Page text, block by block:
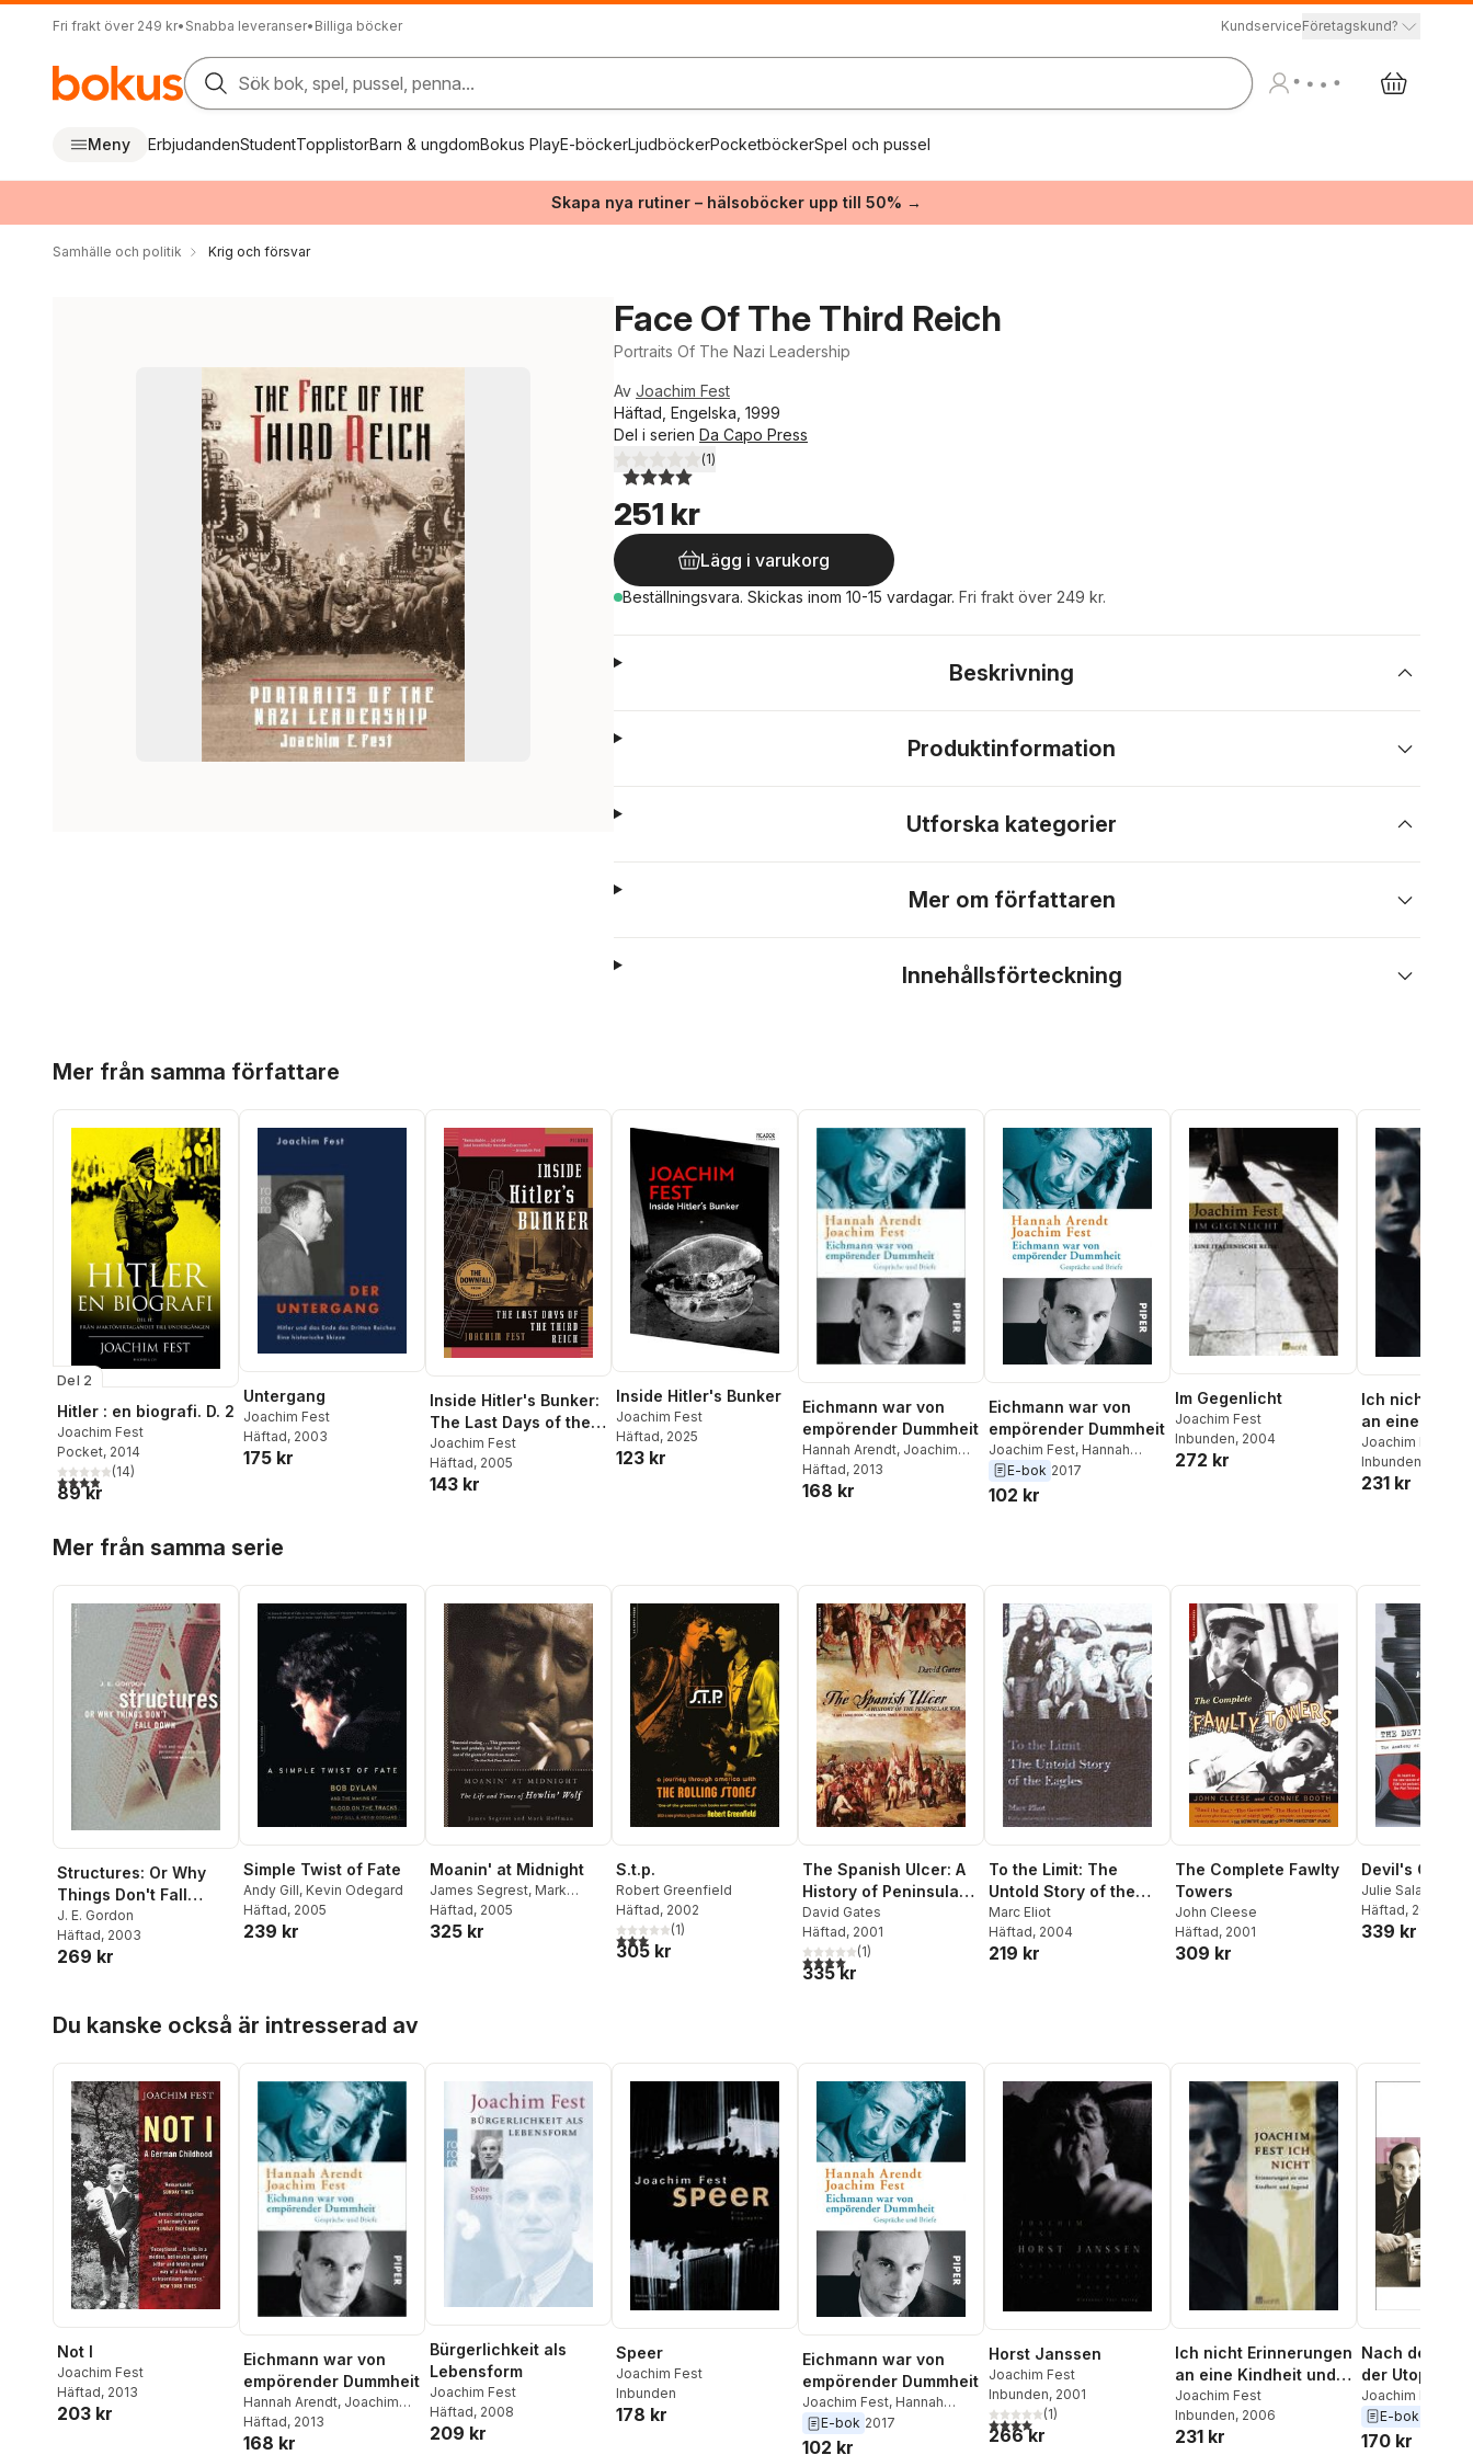
Fri frakt över 249 kr• Snabba leveranser• Billiga böcker KundserviceFöretagskund?
Sök bok, spel, pussel, penna...
Meny ErbjudandenStudentTopplistorBarn & ungdomBokus PlayE-böckerLjudböckerPocketböckerSpel och pussel
Skapa nya rutiner – hälsoböcker upp till 50% →
Samhälle och politik Krig och försvar
Face Of The Third Reich
Portraits Of The Nazi Leadership
Av Joachim Fest
Häftad, Engelska, 1999
Del i serien Da Capo Press
4,0utav 5 stjärnor. Totalt antal röster:
(1)
251 kr
Lägg i varukorg
Beställningsvara. Skickas inom 10-15 vardagar. Fri frakt över 249 kr.
Beskrivning
Produktinformation
Utforska kategorier
Mer om författaren
Innehållsförteckning
Mer från samma författare
Del 2
Hitler : en biografi. D. 2
Joachim Fest
Pocket, 2014
3,9utav 5 stjärnor. Totalt antal röster:
(14)
89 kr
Untergang
Joachim Fest
Häftad, 2003
175 kr
Inside Hitler's Bunker:
The Last Days of the
Third Reich
Joachim Fest
Häftad, 2005
143 kr
Inside Hitler's Bunker
Joachim Fest
Häftad, 2025
123 kr
Eichmann war von
empörender Dummheit
Hannah Arendt, Joachim
Fest,Ursula Ludz
Wild
Häftad, 2013
168 kr
Eichmann war von
empörender Dummheit
Joachim Fest, Hannah
Arendt,Ursula Ludz
Thomas Wild
E-bok 2017
102 kr
Im Gegenlicht
Joachim Fest
Inbunden, 2004
272 kr
Ich nicht Erinnerungen
an eine
Jugend
Joachim Fest
Inbunden
231 kr
Mer från samma serie
Structures: Or Why
Things Don't Fall
Down
J. E. Gordon
Häftad, 2003
269 kr
Simple Twist of Fate
Andy Gill, Kevin Odegard
Häftad, 2005
239 kr
Moanin' at Midnight
James Segrest, Mark
Hoffman
Häftad, 2005
325 kr
S.t.p.
Robert Greenfield
Häftad, 2002
3,0utav 5 stjärnor. Totalt antal röster:
(1)
305 kr
The Spanish Ulcer: A
History of Peninsular
War
David Gates
Häftad, 2001
4,0utav 5 stjärnor. Totalt antal röster:
(1)
335 kr
To the Limit: The
Untold Story of the
Eagles
Marc Eliot
Häftad, 2004
219 kr
The Complete Fawlty
Towers
John Cleese
Häftad, 2001
309 kr
Devil's Candy
Julie Salamon
Häftad, 2002
339 kr
Du kanske också är intresserad av
Not I
Joachim Fest
Häftad, 2013
203 kr
Eichmann war von
empörender Dummheit
Hannah Arendt, Joachim
Fest,Ursula Ludz
Wild
Häftad, 2013
168 kr
Bürgerlichkeit als
Lebensform
Joachim Fest
Häftad, 2008
209 kr
Speer
Joachim Fest
Inbunden
178 kr
Eichmann war von
empörender Dummheit
Joachim Fest, Hannah
Arendt,Ursula Ludz
Thomas Wild
E-bok 2017
102 kr
Horst Janssen
Joachim Fest
Inbunden, 2001
4,0utav 5 stjärnor. Totalt antal röster:
(1)
266 kr
Ich nicht Erinnerungen
an eine Kindheit und
Jugend
Joachim Fest
Inbunden, 2006
231 kr
Nach dem
der Utopien
Joachim Fest
E-bok
170 kr